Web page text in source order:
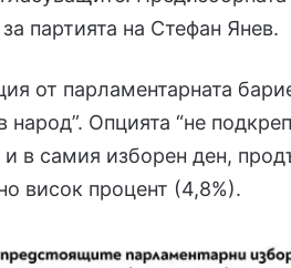
партията на Стефан Янев.
от парламентарната
народ”. Опцията “не
и в самия изборен ден,
висок процент (4,8%).